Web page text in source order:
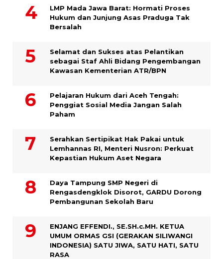
LMP Mada Jawa Barat: Hormati Proses
Hukum dan Junjung Asas Praduga Tak
Bersalah
Selamat dan Sukses atas Pelantikan
sebagai Staf Ahli Bidang Pengembangan
Kawasan Kementerian ATR/BPN
Pelajaran Hukum dari Aceh Tengah:
Penggiat Sosial Media Jangan Salah
Paham
Serahkan Sertipikat Hak Pakai untuk
Lemhannas RI, Menteri Nusron: Perkuat
Kepastian Hukum Aset Negara
Daya Tampung SMP Negeri di
Rengasdengklok Disorot, GARDU Dorong
Pembangunan Sekolah Baru
ENJANG EFFENDI., SE.SH.c.MH. KETUA
UMUM ORMAS GSI (GERAKAN SILIWANGI
INDONESIA) SATU JIWA, SATU HATI, SATU
RASA